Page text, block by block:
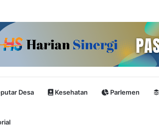
Desa Kesehatan Parlemen